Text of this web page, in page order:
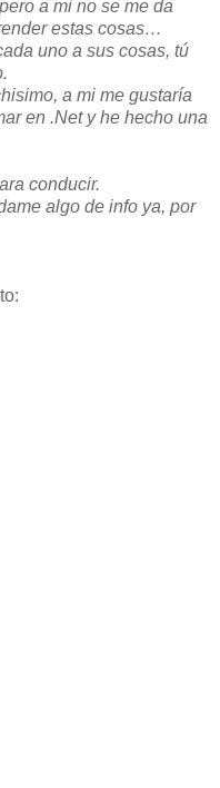
a mi no se me da
estas cosas…
uno a sus cosas, tú
a mi me gustaría
en .Net y he hecho una
conducir.
algo de info ya, por